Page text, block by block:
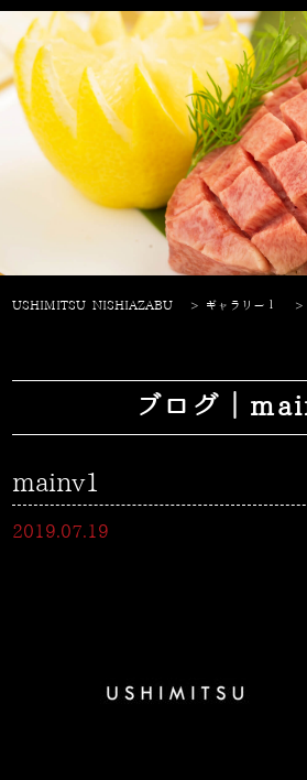
USHIMITSU NISHIAZABU > ギャラリー１
ブログ｜
mainv1
2019.07.19